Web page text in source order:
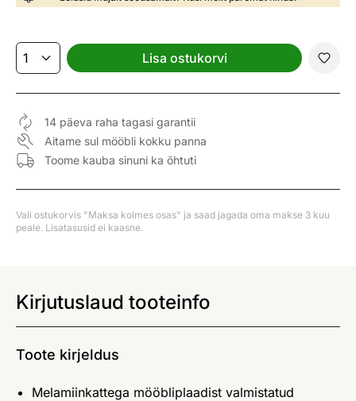
Lisa ostukorvi
14 päeva raha tagasi garantii
Aitame sul mööbli kokku panna
Toome kauba sinuni ka õhtuti
Vali ostukorvis "Maksa kolmes osas" ja saad jagada oma makse 3 kuu
peale. Lisatasusid ei kaasne.
Kirjutuslaud tooteinfo
Toote kirjeldus
Melamiinkattega mööbliplaadist valmistatud